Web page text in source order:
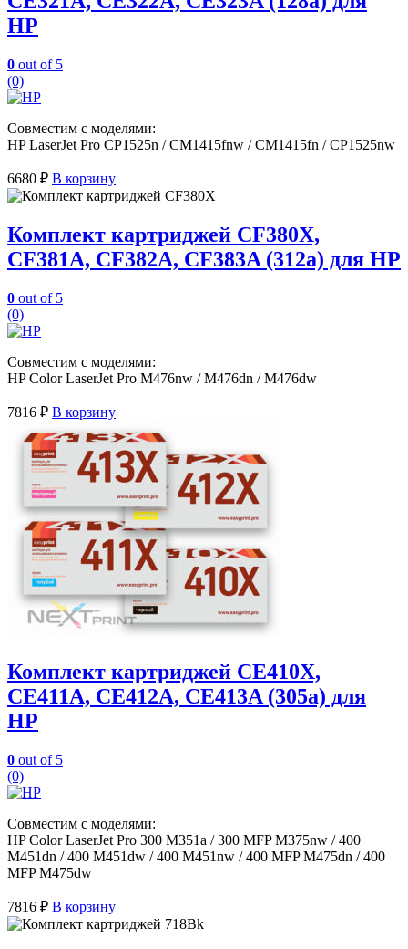
HP
0 out of 5
(0)
Совместим с моделями:
HP LaserJet Pro CP1525n / CM1415fnw / CM1415fn / CP1525nw
6680 ₽ В корзину
Комплект картриджей CF380X,
CF381A, CF382A, CF383A (312a) для HP
0 out of 5
(0)
Совместим с моделями:
HP Color LaserJet Pro M476nw / M476dn / M476dw
7816 ₽ В корзину
Комплект картриджей CE410X,
CE411A, CE412A, CE413A (305a) для
HP
0 out of 5
(0)
Совместим с моделями:
HP Color LaserJet Pro 300 M351a / 300 MFP M375nw / 400
M451dn / 400 M451dw / 400 M451nw / 400 MFP M475dn / 400
MFP M475dw
7816 ₽ В корзину